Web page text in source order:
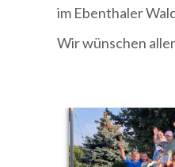
im Ebenthaler
Wir wünschen